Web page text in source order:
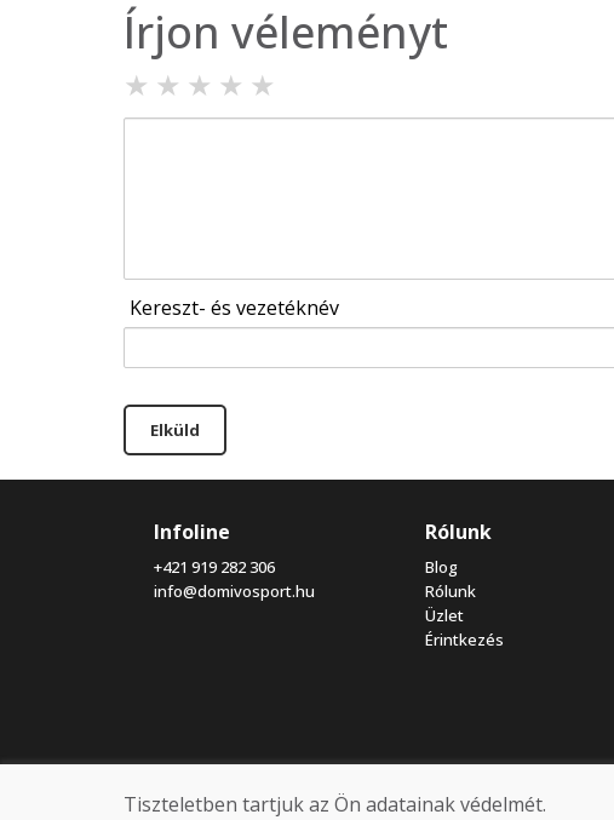
Írjon véleményt
★ ★ ★ ★ ★
Kereszt- és vezetéknév
Elküld
Infoline
+421 919 282 306
info@domivosport.hu
Rólunk
Blog
Rólunk
Üzlet
Érintkezés
Tiszteletben tartjuk az Ön adatainak védelmét.